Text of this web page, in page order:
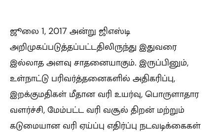
ஜூலை 1, 2017 அன்று ஜிஎஸ்டி
அறிமுகப்படுத்தப்பட்டதிலிருந்து இதுவரை
இல்லாத அளவு சாதனையாகும். இருப்பினும்,
உள்நாட்டு பரிவர்த்தனைகளில் அதிகரிப்பு,
இறக்குமதிகள் மீதான வரி உயர்வு, பொருளாதார
வளர்ச்சி, மேம்பட்ட வரி வசூல் திறன் மற்றும்
கடுமையான வரி ஏய்ப்பு எதிர்ப்பு நடவடிக்கைகள்